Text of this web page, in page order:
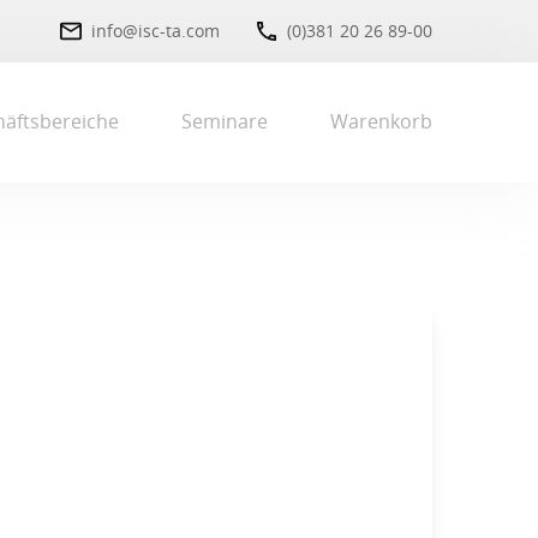
info@isc-ta.com (0)381 20 26 89-00
Seminare Warenkorb